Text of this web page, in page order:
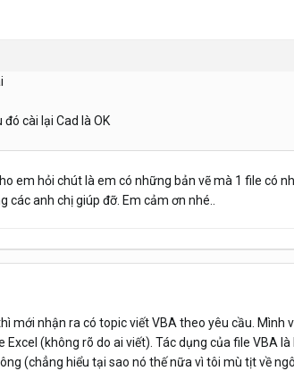
đó cài lại Cad là OK
em hỏi chút là em có những bản vẽ mà 1 file có
các anh chị giúp đỡ. Em cảm ơn nhé..
mới nhận ra có topic viết VBA theo yêu cầu. Mình
Excel (không rõ do ai viết). Tác dụng của file VBA
(chẳng hiểu tại sao nó thế nữa vì tôi mù tịt về